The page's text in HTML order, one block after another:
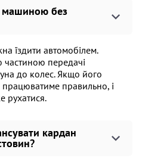
машиною без
їздити автомобілем.
передачі
до колес. Якщо його
правильно, і
рухатися.
кардан